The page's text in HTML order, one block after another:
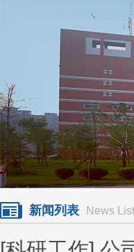
新闻列表 News List